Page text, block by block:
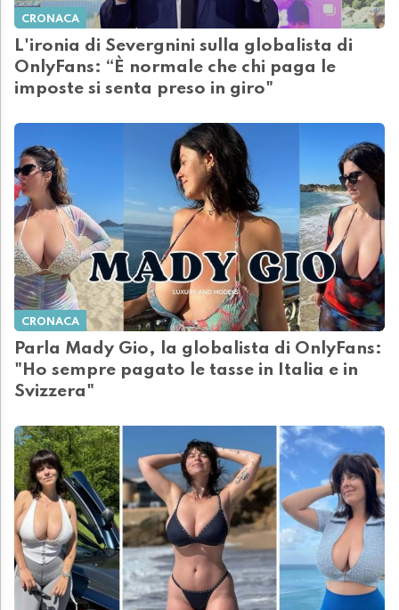
CRONACA
L'ironia di Severgnini sulla globalista di
OnlyFans: “È normale che chi paga le
imposte si senta preso in giro"
CRONACA
Parla Mady Gio, la globalista di OnlyFans:
"Ho sempre pagato le tasse in Italia e in
Svizzera"